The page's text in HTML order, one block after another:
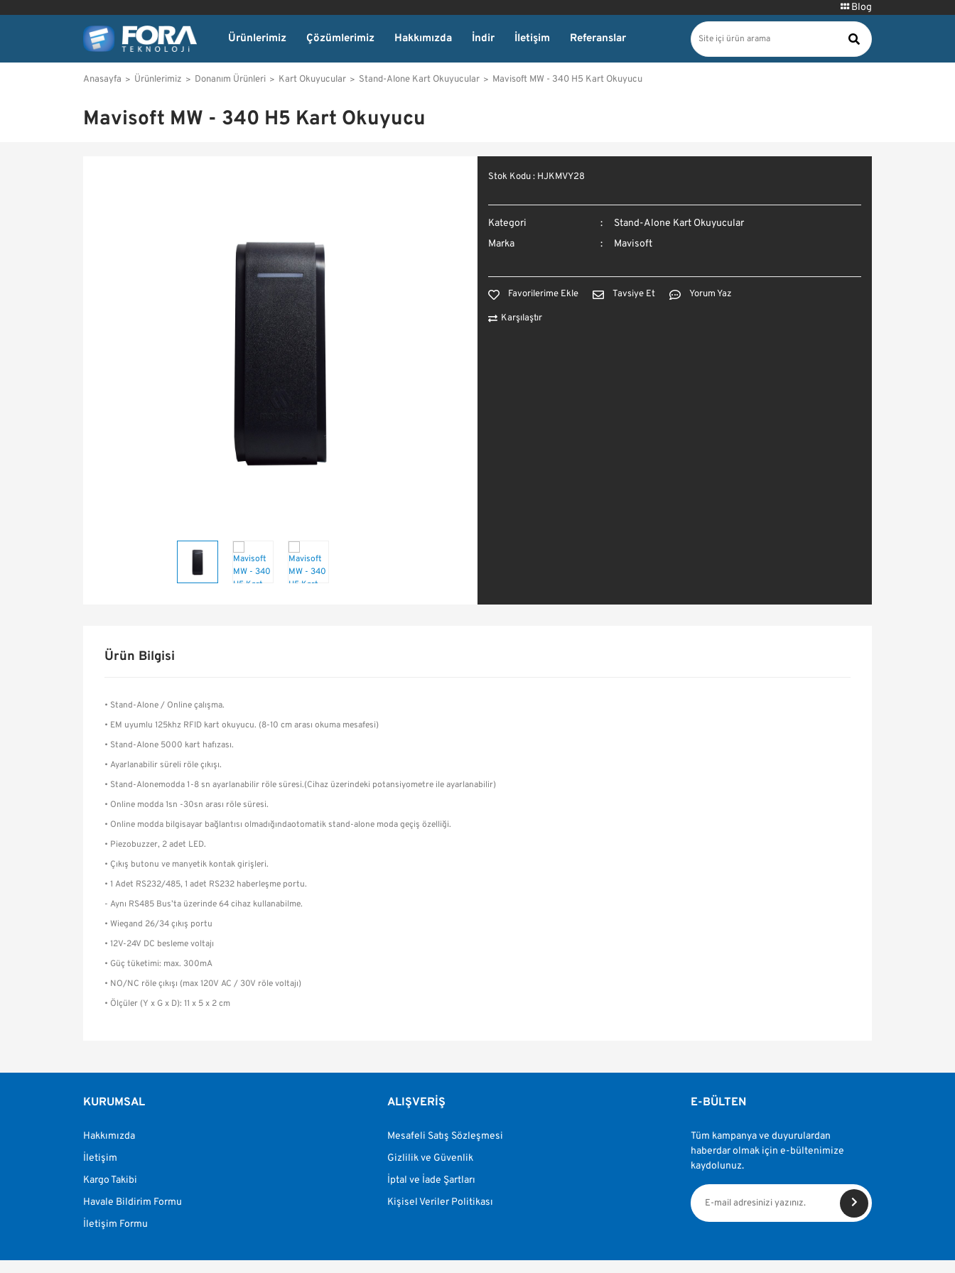
Blog
Ürünlerimiz Çözümlerimiz Hakkımızda İndir İletişim Referanslar
Anasayfa Ürünlerimiz Donanım Ürünleri Kart Okuyucular Stand-Alone Kart Okuyucular Mavisoft MW - 340 H5 Kart Okuyucu
Mavisoft MW - 340 H5 Kart Okuyucu
Stok Kodu : HJKMVY28
Kategori
Stand-Alone Kart Okuyucular
Marka
Mavisoft
Tavsiye Et Yorum Yaz
Karşılaştır
Ürün Bilgisi
• Stand-Alone / Online çalışma.
• EM uyumlu 125khz RFID kart okuyucu. (8-10 cm arası okuma mesafesi)
• Stand-Alone 5000 kart hafızası.
• Ayarlanabilir süreli röle çıkışı.
• Stand-Alonemodda 1-8 sn ayarlanabilir röle süresi.(Cihaz üzerindeki potansiyometre ile ayarlanabilir)
• Online modda 1sn -30sn arası röle süresi.
• Online modda bilgisayar bağlantısı olmadığındaotomatik stand-alone moda geçiş özelliği.
• Piezobuzzer, 2 adet LED.
• Çıkış butonu ve manyetik kontak girişleri.
• 1 Adet RS232/485, 1 adet RS232 haberleşme portu.
- Aynı RS485 Bus’ta üzerinde 64 cihaz kullanabilme.
• Wiegand 26/34 çıkış portu
• 12V-24V DC besleme voltajı
• Güç tüketimi: max. 300mA
• NO/NC röle çıkışı (max 120V AC / 30V röle voltajı)
• Ölçüler (Y x G x D): 11 x 5 x 2 cm
Ürün resmi kalitesiz, bozuk veya görüntülenemiyor.
Ürün bilgilerinde hatalar bulunuyor.
Bu ürüne benzer farklı alternatifler olmalı.
KURUMSAL
Hakkımızda
İletişim
Kargo Takibi
Havale Bildirim Formu
İletişim Formu
ALIŞVERİŞ
Mesafeli Satış Sözleşmesi
Gizlilik ve Güvenlik
İptal ve İade Şartları
Kişisel Veriler Politikası
E-BÜLTEN
Tüm kampanya ve duyurulardan
haberdar olmak için e-bültenimize
kaydolunuz.